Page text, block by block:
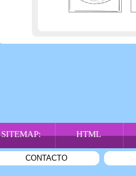
SITEMAP: HTML
CONTACTO